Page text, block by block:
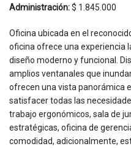
Administración:$ 1.845.000
Oficina ubicada en el
oficina ofrece una experiencia
diseño moderno y funcional.
amplios ventanales que
ofrecen una vista panorámica
satisfacer todas las
trabajo ergonómicos, sala de
estratégicas, oficina de
comodidad, adicionalmente,